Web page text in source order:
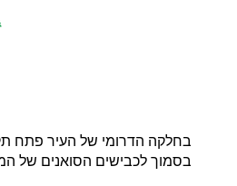
בחלקה הדרומי של העיר פתח
בסמוך לכבישים הסואנים של